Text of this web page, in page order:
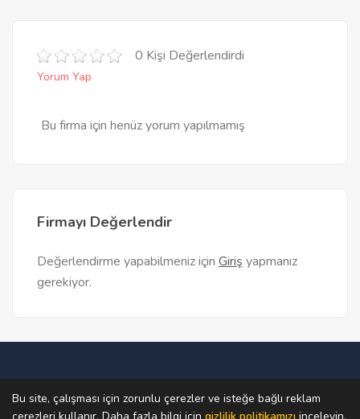
0 Kişi Değerlendirdi
Yorum Yap
Bu firma için henüz yorum yapılmamış
Firmayı Değerlendir
Değerlendirme yapabilmeniz için Giriş yapmanız
gerekiyor.
Bu site, çalışması için zorunlu çerezler ve isteğe bağlı reklam